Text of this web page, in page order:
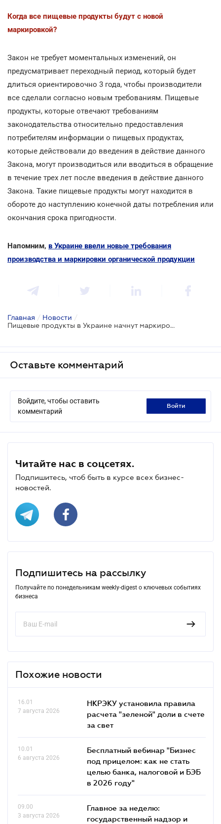
Когда все пищевые продукты будут с новой
маркировкой?
Закон не требует моментальных изменений, он
предусматривает переходный период, который будет
длиться ориентировочно 3 года, чтобы производители
все сделали согласно новым требованиям. Пищевые
продукты, которые отвечают требованиям
законодательства относительно предоставления
потребителям информации о пищевых продуктах,
которые действовали до введения в действие данного
Закона, могут производиться или вводиться в обращение
в течение трех лет после введения в действие данного
Закона. Такие пищевые продукты могут находится в
обороте до наступлению конечной даты потребления или
окончания срока пригодности.
Напомним, в Украине ввели новые требования
производства и маркировки органической продукции
Главная / Новости /
Пищевые продукты в Украине начнут маркировать по-новому
Оставьте комментарий
Войдите, чтобы оставить
комментарий
войти
Читайте нас в соцсетях.
Подпишитесь, чтоб быть в курсе всех бизнес-
новостей.
Подпишитесь на рассылку
Получайте по понедельникам weekly-digest о ключевых событиях
бизнеса
Похожие новости
16.01
7 августа 2026
НКРЭКУ установила правила
расчета "зеленой" доли в счете
за свет
10.01
6 августа 2026
Бесплатный вебинар "Бизнес
под прицелом: как не стать
целью банка, налоговой и БЭБ
в 2026 году"
09.00
3 августа 2026
Главное за неделю:
государственный надзор и